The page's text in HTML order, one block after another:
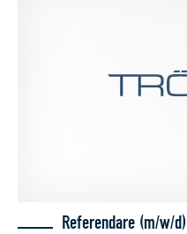
Referendare (m/w/d)